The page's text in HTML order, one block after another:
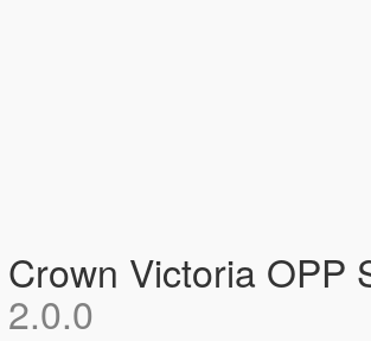
Crown Victoria OPP
2.0.0